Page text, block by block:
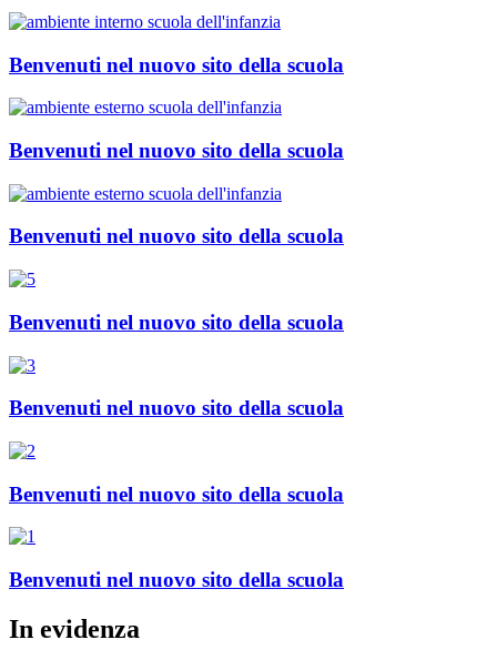
Benvenuti nel nuovo sito della scuola
Benvenuti nel nuovo sito della scuola
Benvenuti nel nuovo sito della scuola
Benvenuti nel nuovo sito della scuola
Benvenuti nel nuovo sito della scuola
Benvenuti nel nuovo sito della scuola
Benvenuti nel nuovo sito della scuola
In evidenza